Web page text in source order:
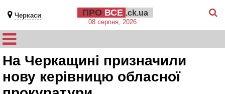
Черкаси ПРО ВСЕ .ck.ua
08 серпня, 2026
На Черкащині призначили
нову керівницю обласної